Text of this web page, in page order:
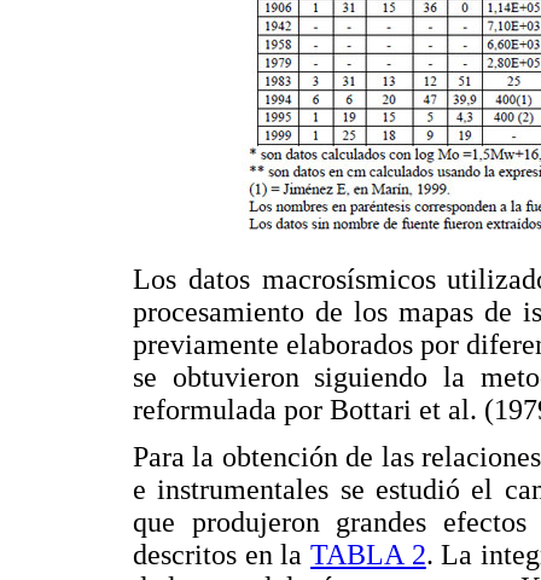
Los datos macrosísmicos
procesamiento de los mapas de
previamente elaborados por
se obtuvieron siguiendo la
reformulada por Bottari et al.
Para la obtención de las
e instrumentales se estudió el
que produjeron grandes
descritos en laTABLA 2. La